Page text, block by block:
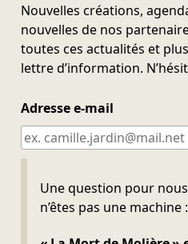
Nouvelles créations,
nouvelles de nos
toutes ces actualités et
lettre d’information.
Adresse e-mail
Une question pour
n’êtes pas une machine :
Ne pas remplir